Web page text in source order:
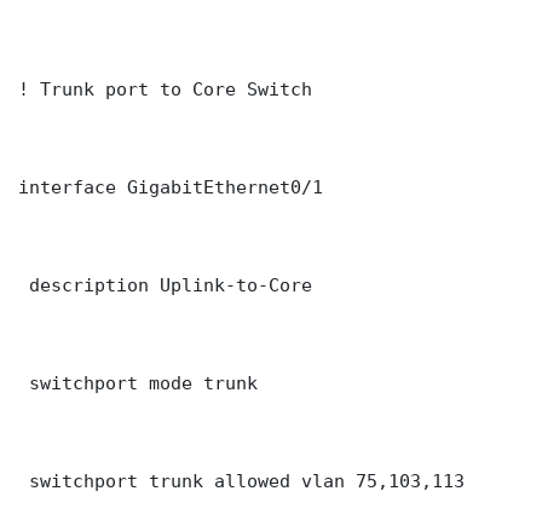
! Trunk port to Core Switch
interface GigabitEthernet0/1
description Uplink-to-Core
switchport mode trunk
switchport trunk allowed vlan 75,103,113